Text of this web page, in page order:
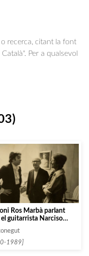
recerca, citant la font
Per a qualsevol
Ros Marbà parlant
el guitarrista Narciso
1989]